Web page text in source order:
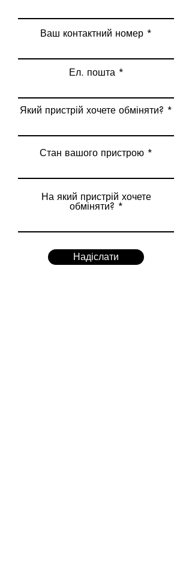
Ваш контактний номер
Ел. пошта
Який пристрій хочете обміняти?
Стан вашого пристрою
На який пристрій хочете
обміняти?
Надіслати